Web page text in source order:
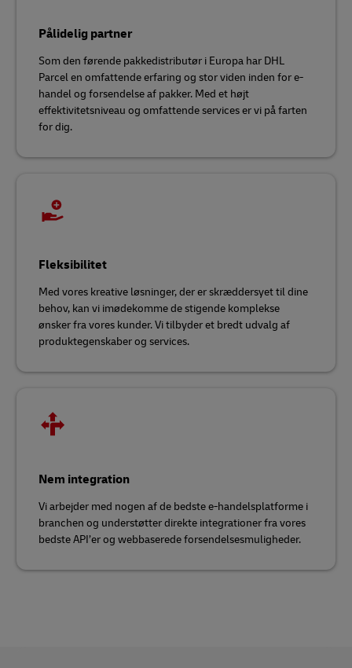
Pålidelig partner
Som den førende pakkedistributør i Europa har DHL
Parcel en omfattende erfaring og stor viden inden for e-
handel og forsendelse af pakker. Med et højt
effektivitetsniveau og omfattende services er vi på farten
for dig.
Fleksibilitet
Med vores kreative løsninger, der er skræddersyet til dine
behov, kan vi imødekomme de stigende komplekse
ønsker fra vores kunder. Vi tilbyder et bredt udvalg af
produktegenskaber og services.
Nem integration
Vi arbejder med nogen af de bedste e-handelsplatforme i
branchen og understøtter direkte integrationer fra vores
bedste API’er og webbaserede forsendelsesmuligheder.